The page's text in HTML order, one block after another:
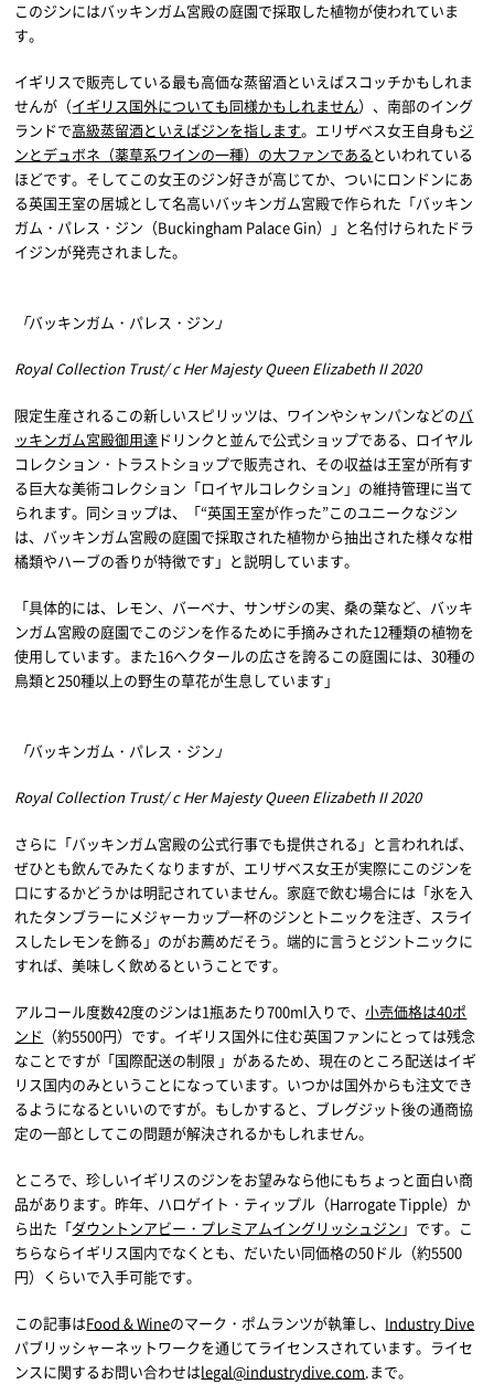
このジンにはバッキンガム宮殿の庭園で採取した植物が使われていま
す。
イギリスで販売している最も高価な蒸留酒といえばスコッチかもしれま
せんが（イギリス国外についても同様かもしれません）、南部のイング
ランドで高級蒸留酒といえばジンを指します。エリザベス女王自身もジ
ンとデュボネ（薬草系ワインの一種）の大ファンである といわれている
ほどです。そしてこの女王のジン好きが高じてか、ついにロンドンにあ
る英国王室の居城として名高いバッキンガム宮殿で作られた「バッキン
ガム・パレス・ジン（Buckingham Palace Gin）」と名付けられたドラ
イジンが発売されました。
「バッキンガム・パレス・ジン 」
Royal Collection Trust/ c Her Majesty Queen Elizabeth II 2020
限定生産されるこの新しいスピリッツは、ワインやシャンパンなどのバ
ッキンガム宮殿御用達ドリンクと並んで公式ショップである、ロイヤル
コレクション・トラストショップで販売され、その収益は王室が所有す
る巨大な美術コレクション「ロイヤルコレクション」の維持管理に当て
られます。同ショップは、「“英国王室が作った”このユニークなジン
は、バッキンガム宮殿の庭園で採取された植物から抽出された様々な柑
橘類やハーブの香りが特徴です」と説明しています。
「具体的には、レモン、バーベナ、サンザシの実、桑の葉など、バッキ
ンガム宮殿の庭園でこのジンを作るために手摘みされた12種類の植物を
使用しています。また16ヘクタールの広さを誇るこの庭園には、30種の
鳥類と250種以上の野生の草花が生息しています」
「バッキンガム・パレス・ジン 」
Royal Collection Trust/ c Her Majesty Queen Elizabeth II 2020
さらに「バッキンガム宮殿の公式行事でも提供される」と言われれば、
ぜひとも飲んでみたくなりますが、エリザベス女王が実際にこのジンを
口にするかどうかは明記されていません。家庭で飲む場合には「氷を入
れたタンブラーにメジャーカップ一杯のジンとトニックを注ぎ、スライ
スしたレモンを飾る」のがお薦めだそう。端的に言うとジントニックに
すれば、美味しく飲めるということです。
アルコール度数42度のジンは1瓶あたり700ml入りで、小売価格は40ポ
ンド （約5500円）です。イギリス国外に住む英国ファンにとっては残念
なことですが「国際配送の制限 」があるため、現在のところ配送はイギ
リス国内のみということになっています。いつかは国外からも注文でき
るようになるといいのですが。もしかすると、ブレグジット後の通商協
定の一部としてこの問題が解決されるかもしれません。
ところで、珍しいイギリスのジンをお望みなら他にもちょっと面白い商
品があります。昨年、ハロゲイト・ティップル（Harrogate Tipple）か
ら出た「ダウントンアビー・プレミアムイングリッシュジン 」です。こ
ちらならイギリス国内でなくとも、だいたい同価格の50ドル（約5500
円）くらいで入手可能です。
この記事はFood & Wineのマーク・ポムランツが執筆し、 Industry Dive
パブリッシャーネットワークを通じてライセンスされています。ライセ
ンスに関するお問い合わせはlegal@industrydive.com.まで。